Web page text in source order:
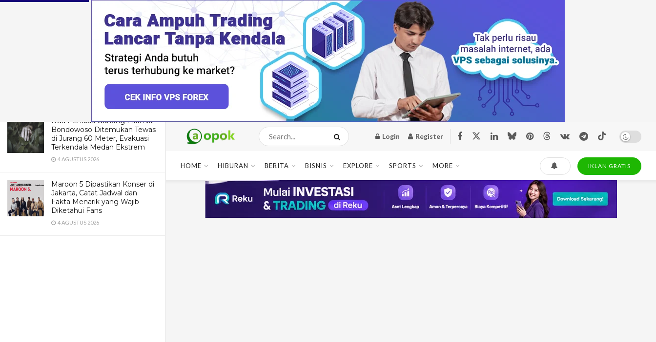
[Lirik+Terjemahan] HANA – Cold
Dua Pendaki Gunung Piramid
Bondowoso Ditemukan Tewas
di Jurang 60 Meter, Evakuasi
Terkendala Medan Ekstrem
4 AGUSTUS 2026
Maroon 5 Dipastikan Konser di
Jakarta, Catat Jadwal dan
Fakta Menarik yang Wajib
Diketahui Fans
4 AGUSTUS 2026
Login Register
HOME HIBURAN BERITA BISNIS EXPLORE SPORTS MORE IKLAN GRATIS